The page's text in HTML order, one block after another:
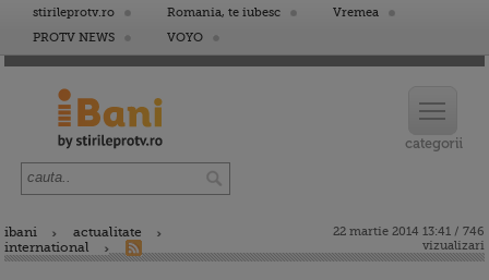
stirileprotv.ro Romania, te iubesc
Vremea
PROTV NEWS
VOYO
ibani
actualitate
international
22 martie 2014 13:41 / 746
vizualizari